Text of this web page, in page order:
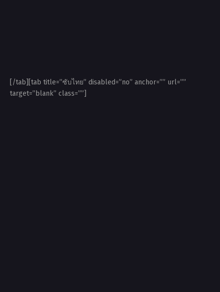
[/tab][tab title=”ซับไทย” disabled=”no” anchor=”” url=””
target=”blank” class=””]